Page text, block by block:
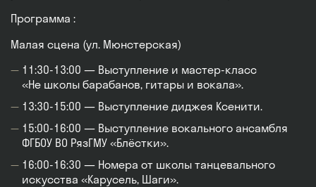
Программа :
Малая сцена (ул. Мюнстерская)
11:30-13:00 — Выступление и мастер-класс
«Не школы барабанов, гитары и вокала».
13:30-15:00 — Выступление диджея Ксенити.
15:00-16:00 — Выступление вокального ансамбля
ФГБОУ ВО РязГМУ «Блёстки».
16:00-16:30 — Номера от школы танцевального
искусства «Карусель, Шаги».